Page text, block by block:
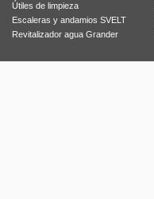
Útiles de limpieza
Escaleras y andamios SVELT
Revitalizador agua Grander